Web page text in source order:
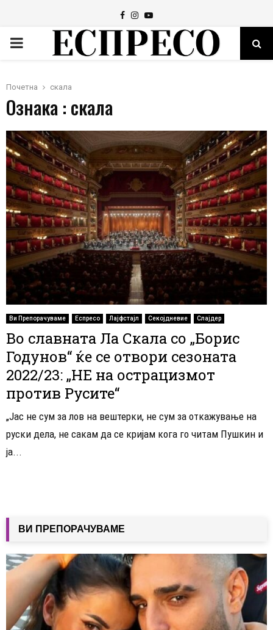
Facebook
Instagram
Youtube
PRIMARY
Почетна скала
Ознака : скала
Ви Препорачуваме Еспресо Лајфстајл Секојдневие Слајдер
Во славната Ла Скала со „Борис
Годунов“ ќе се отвори сезоната
2022/23: „НЕ на острацизмот
против Русите“
„Јас не сум за лов на вештерки, не сум за откажување на
руски дела, не сакам да се кријам кога го читам Пушкин и
ја...
ВИ ПРЕПОРАЧУВАМЕ